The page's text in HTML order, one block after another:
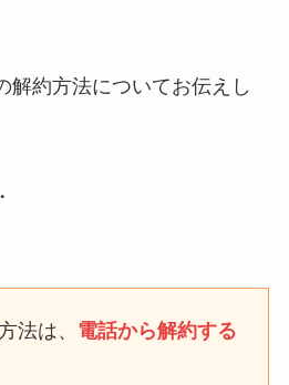
レミノの解約方法まと
なにわサプリ
解約方法についてお伝えし
法は、 電話から解約する